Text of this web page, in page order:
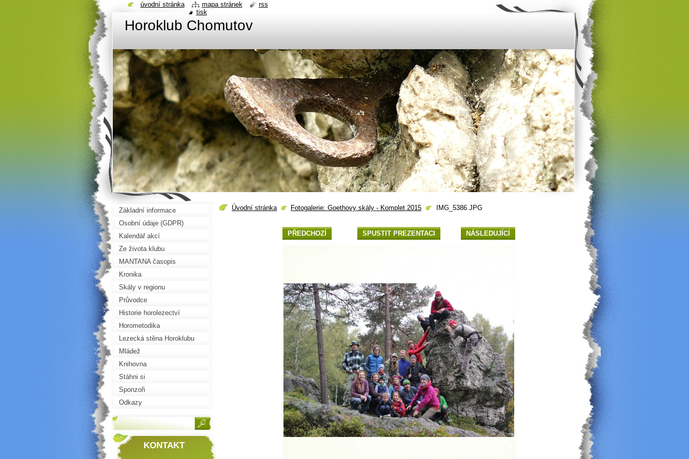
Horoklub Chomutov
Úvodní stránka Fotogalerie: Goethovy skály - Komplet 2015 IMG_5386.JPG
PŘEDCHOZÍ SPUSTIT PREZENTACI NÁSLEDUJÍCÍ
Základní informace
Osobní údaje (GDPR)
Kalendář akcí
Ze života klubu
MANTANA časopis
Kronika
Skály v regionu
Průvodce
Historie horolezectví
Horometodika
Lezecká stěna Horoklubu
Mládež
Knihovna
Stáhni si
Sponzoři
Odkazy
KONTAKT
úvodní stránka mapa stránek
rss
tisk